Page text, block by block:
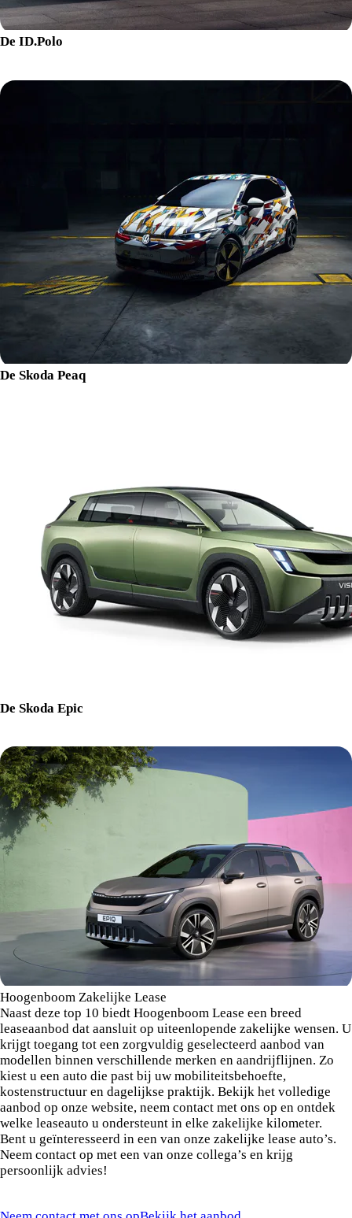
De ID.Polo
De Skoda Peaq
De Skoda Epic
Hoogenboom Zakelijke Lease
Naast deze top 10 biedt Hoogenboom Lease een breed
leaseaanbod dat aansluit op uiteenlopende zakelijke wensen. U
krijgt toegang tot een zorgvuldig geselecteerd aanbod van
modellen binnen verschillende merken en aandrijflijnen. Zo
kiest u een auto die past bij uw mobiliteitsbehoefte,
kostenstructuur en dagelijkse praktijk. Bekijk het volledige
aanbod op onze website, neem contact met ons op en ontdek
welke leaseauto u ondersteunt in elke zakelijke kilometer.
Bent u geïnteresseerd in een van onze zakelijke lease auto’s.
Neem contact op met een van onze collega’s en krijg
persoonlijk advies!